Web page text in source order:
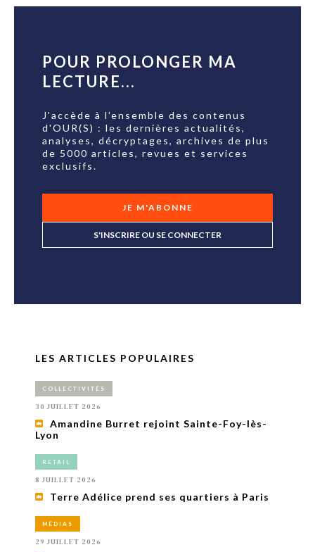
POUR PROLONGER MA
LECTURE...
J'accède à l'ensemble des contenus
d'OUR(S) : les dernières actualités,
analyses, décryptages, archives de plus
de 5000 articles, revues et services
exclusifs.
JE M'ABONNE
S'INSCRIRE OU SE CONNECTER
LES ARTICLES POPULAIRES
COLLECTIVITÉS
30 JUILLET 2026
Amandine Burret rejoint Sainte-Foy-lès-
Lyon
RETAIL
8 JUILLET 2026
Terre Adélice prend ses quartiers à Paris
MÉDIAS
29 JUILLET 2026